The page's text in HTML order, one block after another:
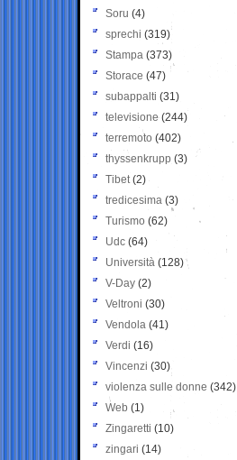
Soru (4)
sprechi (319)
Stampa (373)
Storace (47)
subappalti (31)
televisione(244)
terremoto (402)
thyssenkrupp (3)
Tibet(2)
tredicesima (3)
Turismo (62)
Udc (64)
Università (128)
V-Day (2)
Veltroni (30)
Vendola (41)
Verdi (16)
Vincenzi (30)
violenza sulle donne (342)
Web (1)
Zingaretti (10)
zingari (14)